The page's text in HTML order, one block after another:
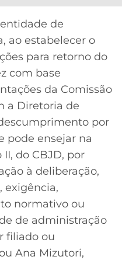
de
ao estabelecer o
para retorno do
com base
da Comissão
a Diretoria de
por
pode ensejar na
II, do CBJD, por
à deliberação,
exigência,
normativo ou
de administração
filiado ou
Ana Mizutori,